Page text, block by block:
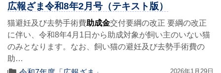
広報ざま令和8年2月号（テキスト版）
猫避妊及び去勢手術費助成金交付要綱の改正 要綱の改正
に伴い、令和8年4月1日から助成対象が飼い主のいない猫
のみとなります。なお、飼い猫の避妊及び去勢手術費の
助…
2026年1月29日